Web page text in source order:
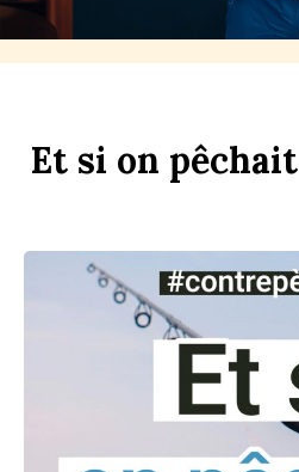
Et si on pêchait